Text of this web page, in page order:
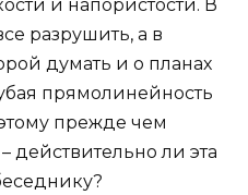
и напористости. В
разрушить, а в
думать и о планах
прямолинейность
прежде чем
действительно ли эта